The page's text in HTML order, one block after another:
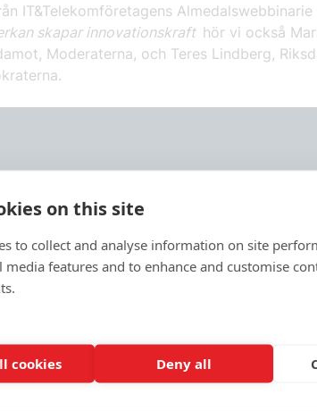
IT&Telekomföretagens Almedalswebbinarie
skapar innovationskraft hör vi också
Moderaterna, och Teres Lindberg,
on this site
to collect and analyse information on site
media features and to enhance and customise
cookies Deny all